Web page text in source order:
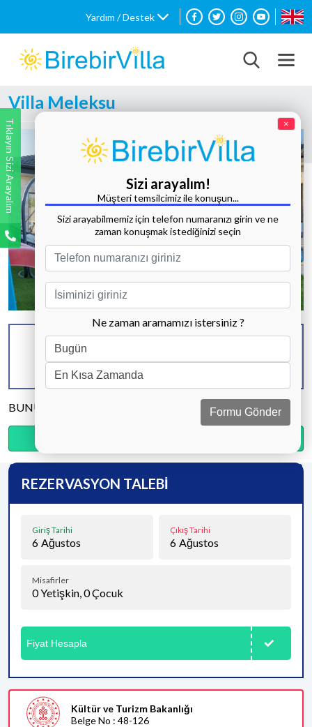
Yardım / Destek
Villa Meleksu
Tüm Fotoğrafları Göster
KAPASİTE
4 KİŞİ
BANYO & WC
2 ADET
YATAK ODASI
BUNU PAYLAŞ
REZERVASYON TALEBİ
Giriş Tarihi
6 Ağustos
Çıkış Tarihi
6 Ağustos
Misafirler
0Yetişkin,0Çocuk
Fiyat Hesapla
Kültür ve Turizm Bakanlığı
Belge No : 48-126
Tıklayın Sizi Arayalım ×
Sizi arayalım!
Müşteri temsilcimiz ile konuşun...
Sizi arayabilmemiz için telefon numaranızı girin ve ne
zaman konuşmak istediğinizi seçin
Ne zaman aramamızı istersiniz ?
Formu Gönder